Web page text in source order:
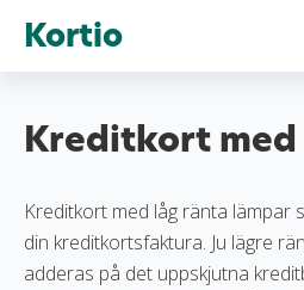
Kortio
Kreditkort
Kreditkort med låg ränta lämpar
din kreditkortsfaktura. Ju lägre
adderas på det uppskjutna